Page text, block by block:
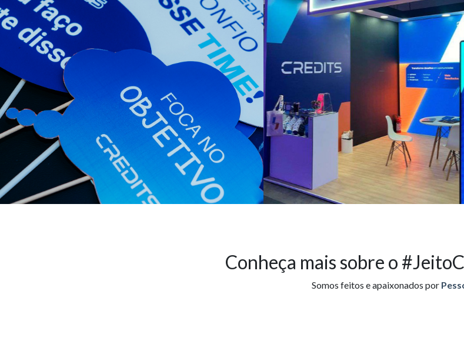
Conheça mais sobre o
Somos feitos e apaixonados por